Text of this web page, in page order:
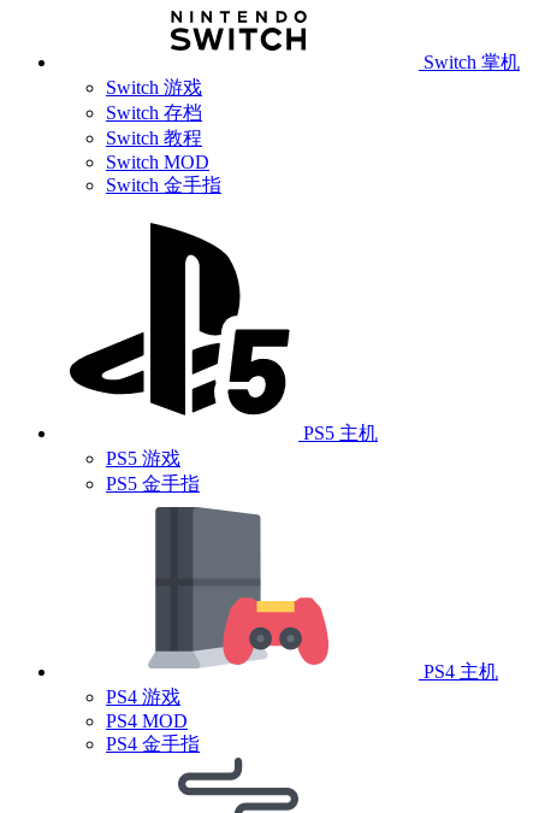
Switch 掌机
Switch 游戏
Switch 存档
Switch 教程
Switch MOD
Switch 金手指
PS5 主机
PS5 游戏
PS5 金手指
PS4 主机
PS4 游戏
PS4 MOD
PS4 金手指